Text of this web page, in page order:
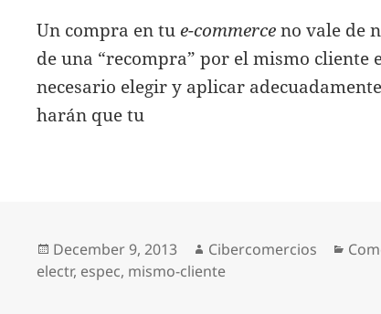
Un compra en tue-commerceno vale de
de una “recompra” por el mismo cliente
necesario elegir y aplicar
harán que tu
Posted
on
December 9, 2013 Author
Cibercomercios
electr, espec, mismo-cliente